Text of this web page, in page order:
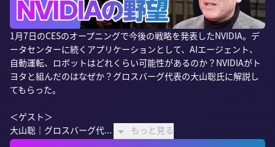
1月7日のCESのオープニングで今後の戦略を発表したNVIDIA。デ
ータセンターに続くアプリケーションとして、AIエージェント、
自動運転、ロボットはどれくらい可能性があるのか？NVIDIAがト
ヨタと組んだのはなぜか？グロスバーグ代表の大山聡氏に解説し
てもらった。
＜ゲスト＞
大山聡｜グロスバーグ代...
もっと見る